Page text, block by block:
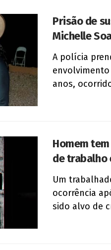
Prisão de
Michelle
A polícia
envolvimento
anos,
Homem
de trabalho
Um
ocorrência
sido alvo de